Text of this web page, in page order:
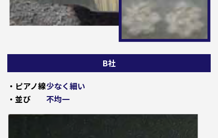
B社
・ピアノ線少なく細い
・並び
不均一